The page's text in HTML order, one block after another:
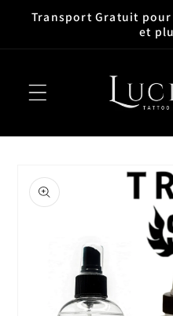
passer
Transport Gratuit pour
et
informations
produits